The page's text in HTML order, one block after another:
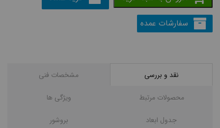
سفارشات عمده
نقد و بررسی مشخصات فنی
محصولات مرتبط ویژگی ها
جدول ابعاد بروشور